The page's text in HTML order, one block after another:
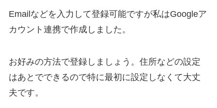
Emailなどを入力して登録可能ですが私はGoogleア
カウント連携で作成しました。
お好みの方法で登録しましょう。住所などの設定
はあとでできるので特に最初に設定しなくて大丈
夫です。